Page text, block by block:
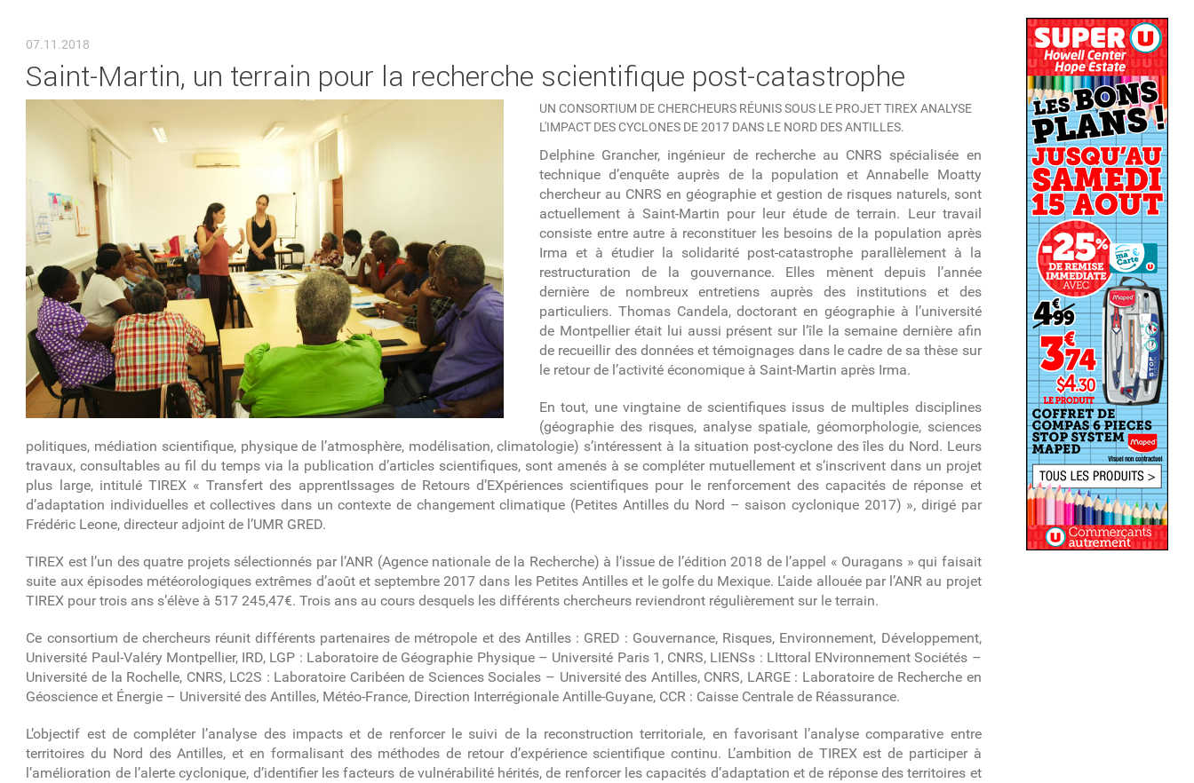
07.11.2018
Saint-Martin, un terrain pour la recherche scientifique post-catastrophe
UN CONSORTIUM DE CHERCHEURS RÉUNIS SOUS LE PROJET TIREX ANALYSE
L'IMPACT DES CYCLONES DE 2017 DANS LE NORD DES ANTILLES.
Delphine Grancher, ingénieur de recherche au CNRS spécialisée en
technique d’enquête auprès de la population et Annabelle Moatty
chercheur au CNRS en géographie et gestion de risques naturels, sont
actuellement à Saint-Martin pour leur étude de terrain. Leur travail
consiste entre autre à reconstituer les besoins de la population après
Irma et à étudier la solidarité post-catastrophe parallèlement à la
restructuration de la gouvernance. Elles mènent depuis l’année
dernière de nombreux entretiens auprès des institutions et des
particuliers. Thomas Candela, doctorant en géographie à l’université
de Montpellier était lui aussi présent sur l’île la semaine dernière afin
de recueillir des données et témoignages dans le cadre de sa thèse sur
le retour de l’activité économique à Saint-Martin après Irma.
En tout, une vingtaine de scientifiques issus de multiples disciplines
(géographie des risques, analyse spatiale, géomorphologie, sciences
politiques, médiation scientifique, physique de l’atmosphère, modélisation, climatologie) s’intéressent à la situation post-cyclone des îles du Nord. Leurs
travaux, consultables au fil du temps via la publication d’articles scientifiques, sont amenés à se compléter mutuellement et s’inscrivent dans un projet
plus large, intitulé TIREX « Transfert des apprentIssages de Retours d’EXpériences scientifiques pour le renforcement des capacités de réponse et
d’adaptation individuelles et collectives dans un contexte de changement climatique (Petites Antilles du Nord – saison cyclonique 2017) », dirigé par
Frédéric Leone, directeur adjoint de l’UMR GRED.
TIREX est l’un des quatre projets sélectionnés par l’ANR (Agence nationale de la Recherche) à l’issue de l’édition 2018 de l’appel « Ouragans » qui faisait
suite aux épisodes météorologiques extrêmes d’août et septembre 2017 dans les Petites Antilles et le golfe du Mexique. L’aide allouée par l’ANR au projet
TIREX pour trois ans s’élève à 517 245,47€. Trois ans au cours desquels les différents chercheurs reviendront régulièrement sur le terrain.
Ce consortium de chercheurs réunit différents partenaires de métropole et des Antilles : GRED : Gouvernance, Risques, Environnement, Développement,
Université Paul-Valéry Montpellier, IRD, LGP : Laboratoire de Géographie Physique – Université Paris 1, CNRS, LIENSs : LIttoral ENvironnement Sociétés –
Université de la Rochelle, CNRS, LC2S : Laboratoire Caribéen de Sciences Sociales – Université des Antilles, CNRS, LARGE : Laboratoire de Recherche en
Géoscience et Énergie – Université des Antilles, Météo-France, Direction Interrégionale Antille-Guyane, CCR : Caisse Centrale de Réassurance.
L’objectif est de compléter l’analyse des impacts et de renforcer le suivi de la reconstruction territoriale, en favorisant l’analyse comparative entre
territoires du Nord des Antilles, et en formalisant des méthodes de retour d’expérience scientifique continu. L’ambition de TIREX est de participer à
l’amélioration de l’alerte cyclonique, d’identifier les facteurs de vulnérabilité hérités, de renforcer les capacités d’adaptation et de réponse des territoires et